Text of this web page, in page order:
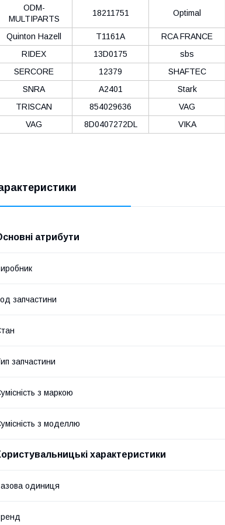
ODM-
MULTIPARTS
18211751 Optimal
Quinton Hazell T1161A RCA FRANCE
RIDEX
13D0175 sbs
SERCORE
12379 SHAFTEC
SNRA
A2401 Stark
TRISCAN
854029636 VAG
VAG
8D0407272DL VIKA
атрибути
запчастини
запчастини
з маркою
з моделлю
характеристики
одиниця